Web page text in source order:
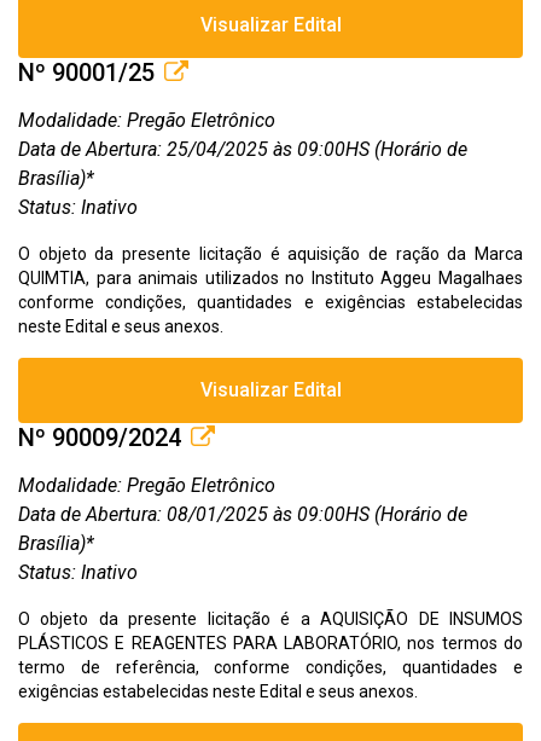
Visualizar Edital
Nº 90001/25
Modalidade: Pregão Eletrônico
Data de Abertura: 25/04/2025 às 09:00HS (Horário de
Brasília)*
Status: Inativo
O objeto da presente licitação é aquisição de ração da Marca
QUIMTIA, para animais utilizados no Instituto Aggeu Magalhaes
conforme condições, quantidades e exigências estabelecidas
neste Edital e seus anexos.
Visualizar Edital
Nº 90009/2024
Modalidade: Pregão Eletrônico
Data de Abertura: 08/01/2025 às 09:00HS (Horário de
Brasília)*
Status: Inativo
O objeto da presente licitação é a AQUISIÇÃO DE INSUMOS
PLÁSTICOS E REAGENTES PARA LABORATÓRIO, nos termos do
termo de referência, conforme condições, quantidades e
exigências estabelecidas neste Edital e seus anexos.